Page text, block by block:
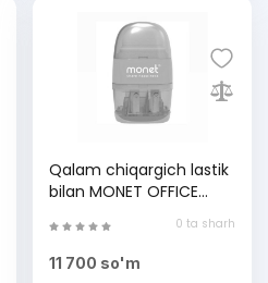
Qalam chiqargich lastik
bilan MONET OFFICE
2ES004, Green, (1 dona)
0 ta sharh
11 700 so'm